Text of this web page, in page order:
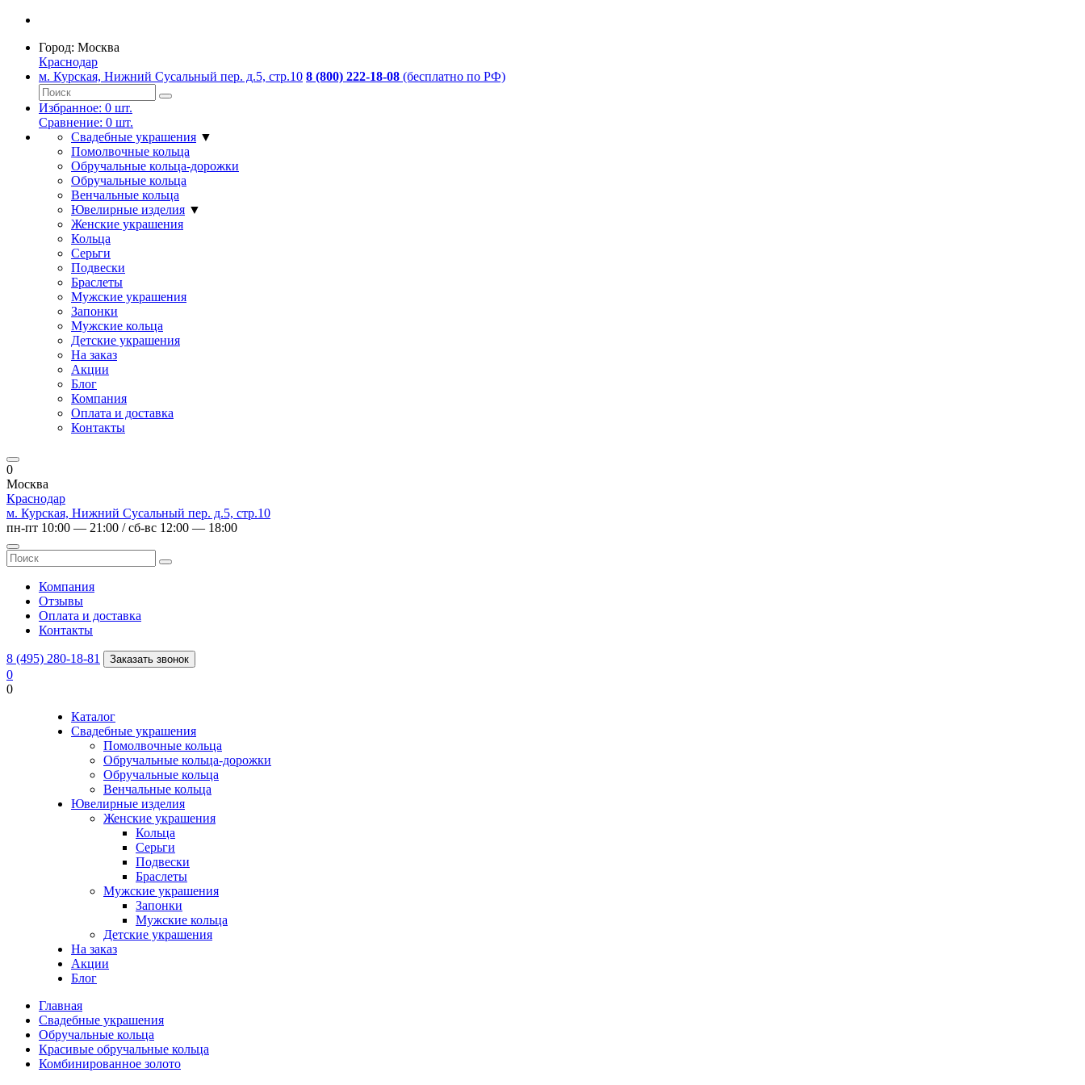
Город: Москва
Краснодар
м. Курская, Нижний Сусальный пер. д.5, стр.10 8 (800) 222-18-08 (бесплатно по РФ)
Избранное: 0 шт.
Сравнение: 0 шт.
Свадебные украшения ▼
Помолвочные кольца
Обручальные кольца-дорожки
Обручальные кольца
Венчальные кольца
Ювелирные изделия ▼
Женские украшения
Кольца
Серьги
Подвески
Браслеты
Мужские украшения
Запонки
Мужские кольца
Детские украшения
На заказ
Акции
Блог
Компания
Оплата и доставка
Контакты
0
Москва
Краснодар
м. Курская, Нижний Сусальный пер. д.5, стр.10
пн-пт 10:00 — 21:00 / сб-вс 12:00 — 18:00
Компания
Отзывы
Оплата и доставка
Контакты
8 (495) 280-18-81 Заказать звонок
0
0
Каталог
Свадебные украшения
Помолвочные кольца
Обручальные кольца-дорожки
Обручальные кольца
Венчальные кольца
Ювелирные изделия
Женские украшения
Кольца
Серьги
Подвески
Браслеты
Мужские украшения
Запонки
Мужские кольца
Детские украшения
На заказ
Акции
Блог
Главная
Свадебные украшения
Обручальные кольца
Красивые обручальные кольца
Комбинированное золото